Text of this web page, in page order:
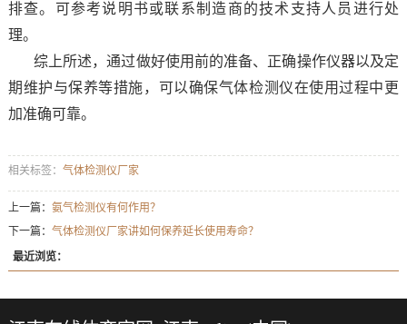
排查。可参考说明书或联系制造商的技术支持人员进行处
理。
综上所述，通过做好使用前的准备、正确操作仪器以及定
期维护与保养等措施，可以确保气体检测仪在使用过程中更
加准确可靠。
相关标签： 气体检测仪厂家
上一篇： 氨气检测仪有何作用？
下一篇： 气体检测仪厂家讲如何保养延长使用寿命？
最近浏览：